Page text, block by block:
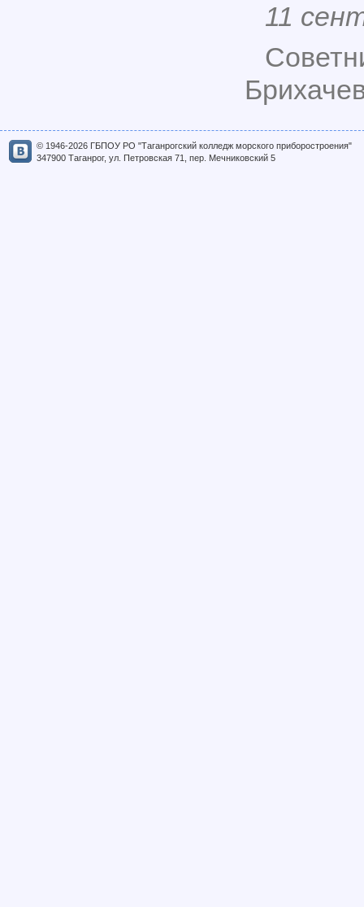
11
© 1946-2026 ГБПОУ РО "Таганрогский колледж морского приборостроения"
347900 Таганрог, ул. Петровская 71, пер. Мечниковский 5